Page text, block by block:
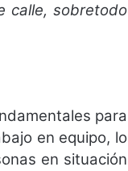
calle, sobretodo
para
en equipo, lo
en situación